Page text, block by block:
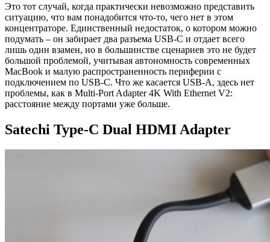
Это тот случай, когда практически невозможно представить
ситуацию, что вам понадобится что-то, чего нет в этом
концентраторе. Единственный недостаток, о котором можно
подумать – он забирает два разъема USB-C и отдает всего
лишь один взамен, но в большинстве сценариев это не будет
большой проблемой, учитывая автономность современных
MacBook и малую распространенность периферии с
подключением по USB-C. Что же касается USB-A, здесь нет
проблемы, как в Multi-Port Adapter 4K With Ethernet V2:
расстояние между портами уже больше.
Satechi Type-C Dual HDMI Adapter